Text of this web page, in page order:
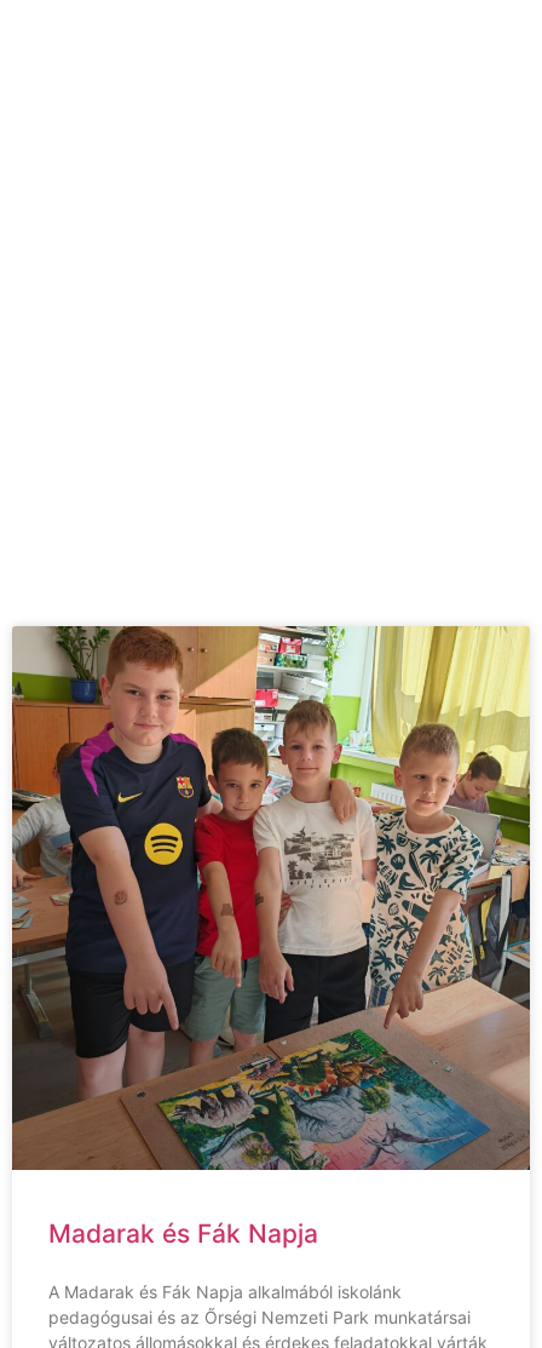
Madarak és Fák Napja
A Madarak és Fák Napja alkalmából iskolánk
pedagógusai és az Őrségi Nemzeti Park munkatársai
változatos állomásokkal és érdekes feladatokkal várták